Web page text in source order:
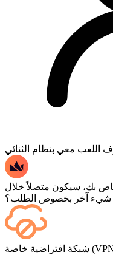
بك، سيكون متصلاً خلال
بك فور انتهائها، وإذا
نفسها، أضف خدمة البث